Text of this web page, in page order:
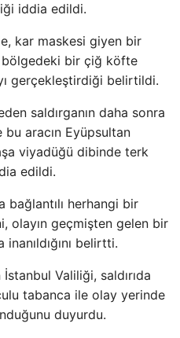
iddia edildi.
kar maskesi giyen bir
bir çiğ köfte
gerçekleştirdiği belirtildi.
saldırganın daha sonra
bu aracın Eyüpsultan
viyadüğü dibinde terk
edildi.
bağlantılı herhangi bir
olayın geçmişten gelen bir
belirtti.
Valiliği, saldırıda
tabanca ile olay yerinde
duyurdu.